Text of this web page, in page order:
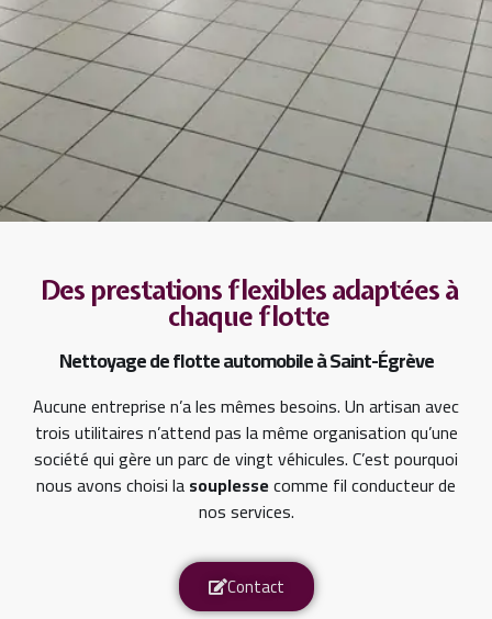
Des prestations flexibles adaptées à
chaque flotte
Nettoyage de flotte automobile à Saint-Égrève
Aucune entreprise n’a les mêmes besoins. Un artisan avec
trois utilitaires n’attend pas la même organisation qu’une
société qui gère un parc de vingt véhicules. C’est pourquoi
nous avons choisi lasouplessecomme fil conducteur de
nos services.
Contact